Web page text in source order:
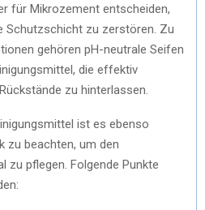
für Mikrozement entscheiden,
Schutzschicht zu zerstören. Zu
gehören pH-neutrale Seifen
die effektiv
zu hinterlassen.
ist es ebenso
zu beachten, um den
zu pflegen. Folgende Punkte